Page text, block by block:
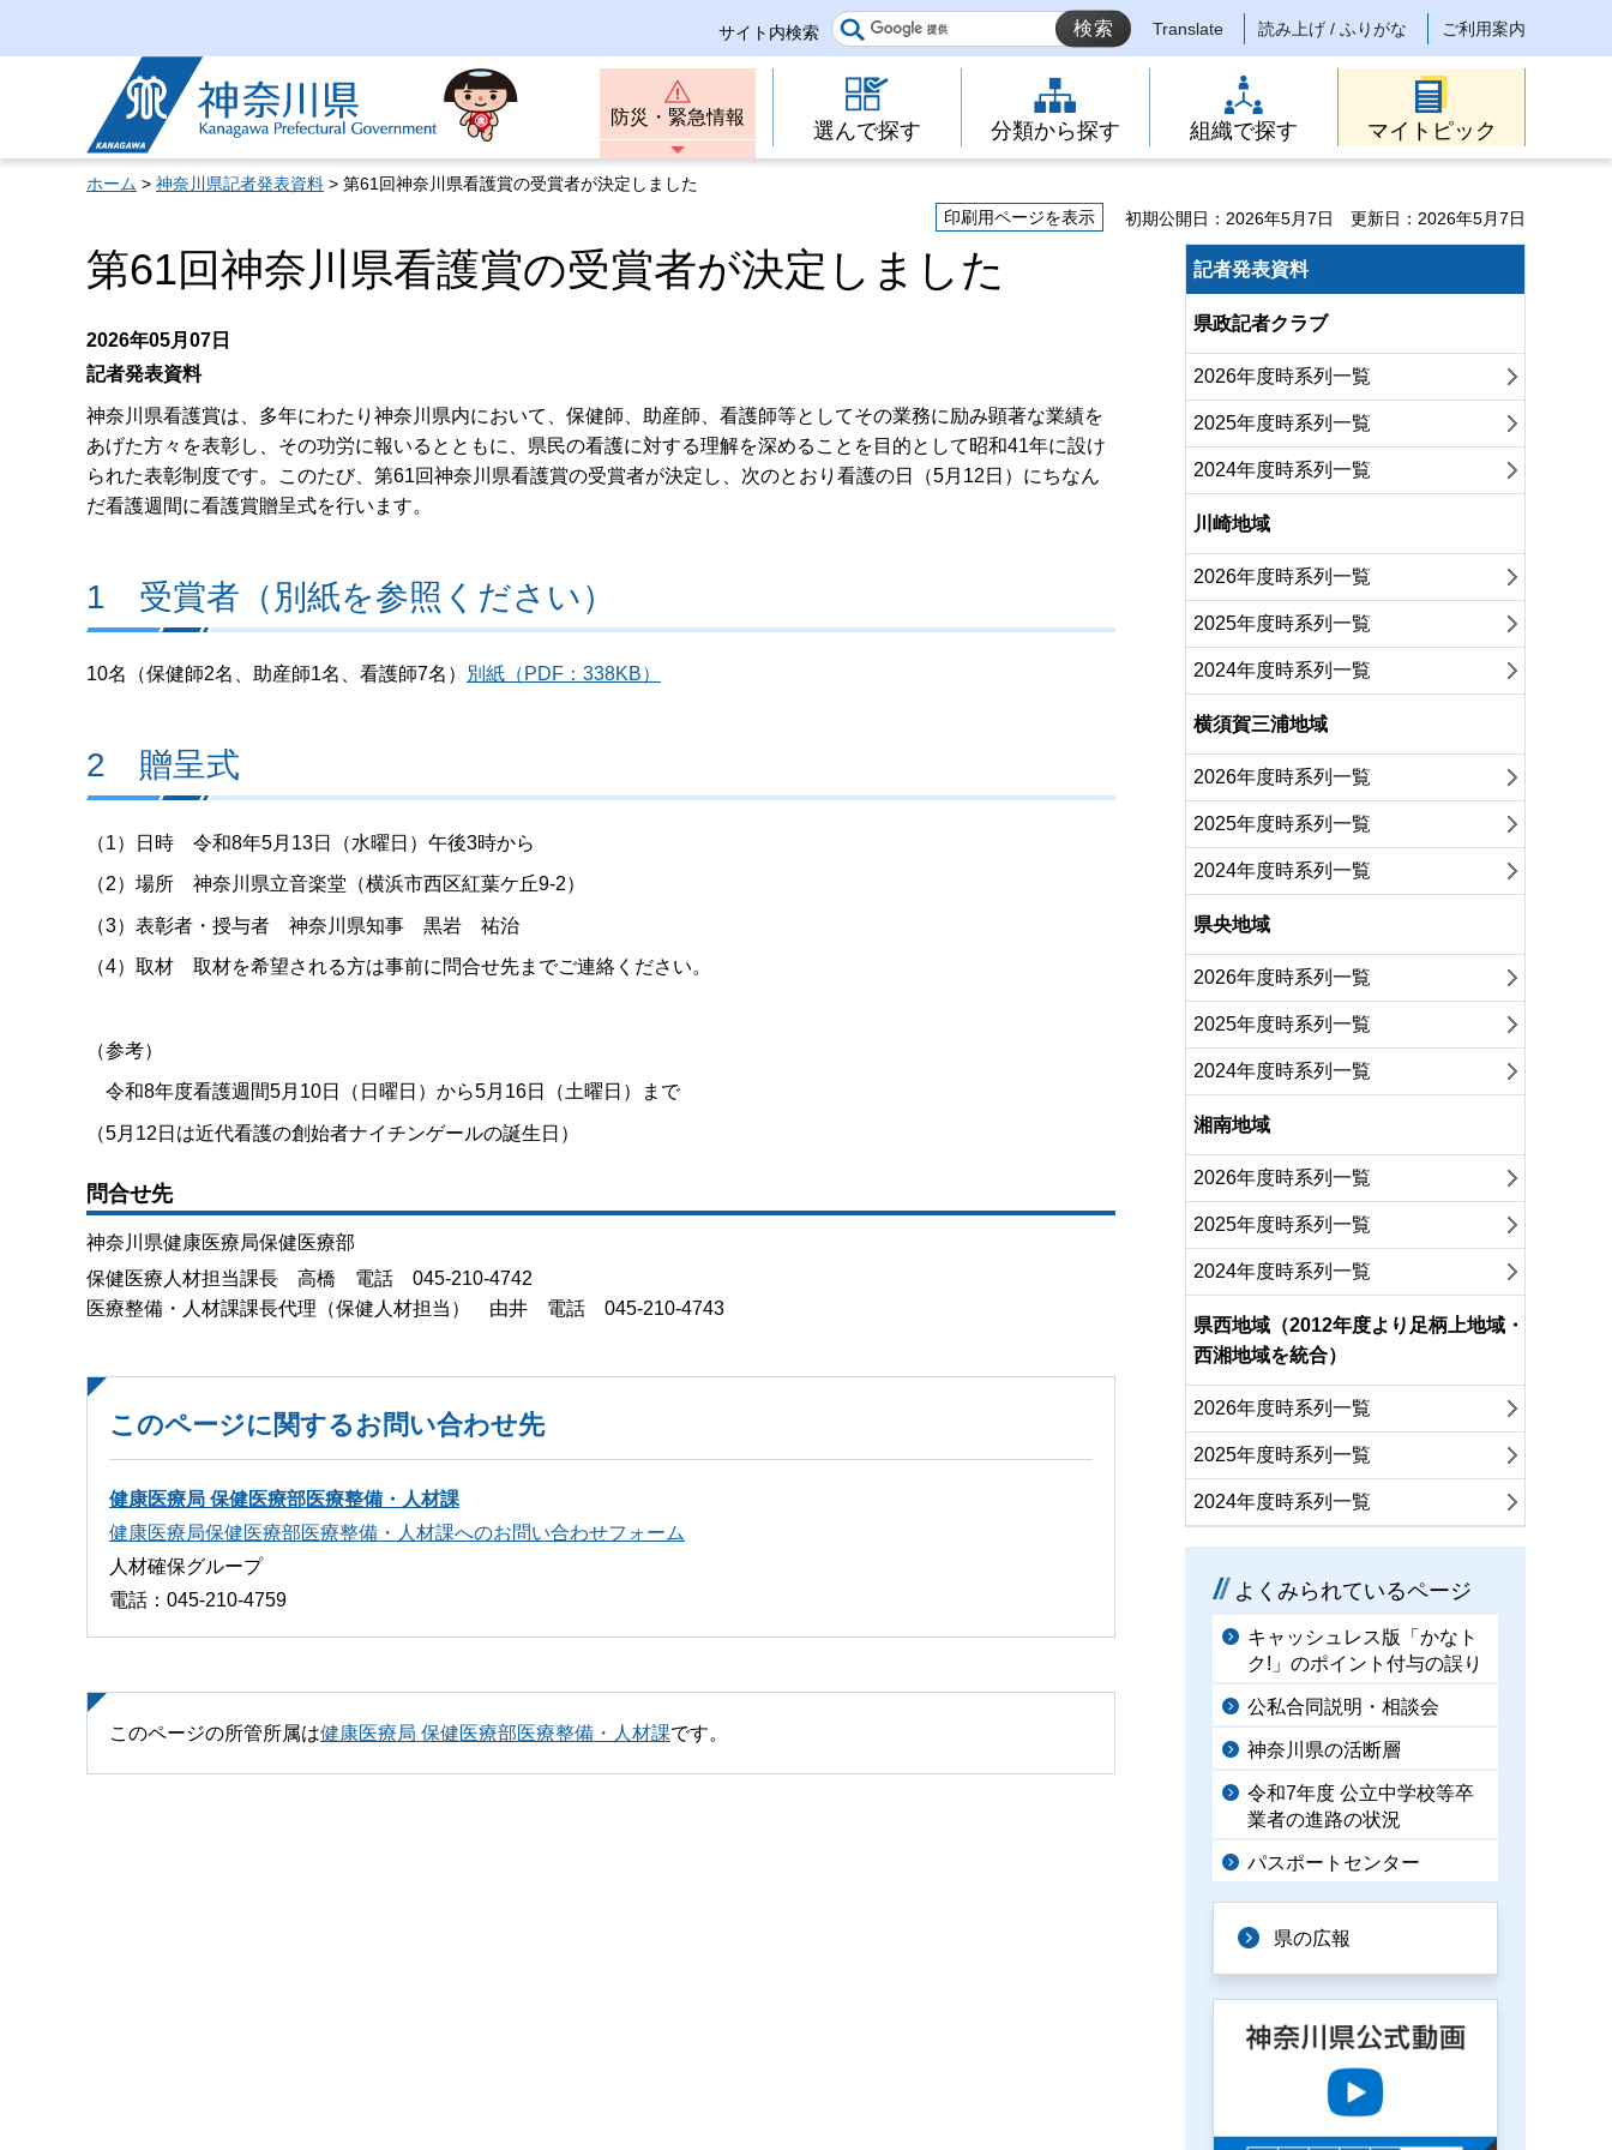
サイト内検索 Translate 読み上げ / ふりがな ご利用案内
神奈川県
防災・緊急情報
選んで探す 分類から探す 組織で探す マイトピック
ホーム > 神奈川県記者発表資料 > 第61回神奈川県看護賞の受賞者が決定しました
印刷用ページを表示
初期公開日：2026年5月7日 更新日：2026年5月7日
第61回神奈川県看護賞の受賞者が決定しました
2026年05月07日
記者発表資料
神奈川県看護賞は、多年にわたり神奈川県内において、保健師、助産師、看護師等としてその業務に励み顕著な業績を
あげた方々を表彰し、その功労に報いるとともに、県民の看護に対する理解を深めることを目的として昭和41年に設け
られた表彰制度です。このたび、第61回神奈川県看護賞の受賞者が決定し、次のとおり看護の日（5月12日）にちなん
だ看護週間に看護賞贈呈式を行います。
1 受賞者（別紙を参照ください）
10名（保健師2名、助産師1名、看護師7名） 別紙（PDF：338KB）
2 贈呈式
（1）日時 令和8年5月13日（水曜日）午後3時から
（2）場所 神奈川県立音楽堂（横浜市西区紅葉ケ丘9-2）
（3）表彰者・授与者 神奈川県知事 黒岩 祐治
（4）取材 取材を希望される方は事前に問合せ先までご連絡ください。
（参考）
令和8年度看護週間5月10日（日曜日）から5月16日（土曜日）まで
（5月12日は近代看護の創始者ナイチンゲールの誕生日）
問合せ先
神奈川県健康医療局保健医療部
保健医療人材担当課長 高橋 電話 045-210-4742
医療整備・人材課課長代理（保健人材担当） 由井 電話 045-210-4743
このページに関するお問い合わせ先
健康医療局 保健医療部医療整備・人材課
健康医療局保健医療部医療整備・人材課へのお問い合わせフォーム
人材確保グループ
電話：045-210-4759
このページの所管所属は健康医療局 保健医療部医療整備・人材課です。
記者発表資料
県政記者クラブ
2026年度時系列一覧
2025年度時系列一覧
2024年度時系列一覧
川崎地域
2026年度時系列一覧
2025年度時系列一覧
2024年度時系列一覧
横須賀三浦地域
2026年度時系列一覧
2025年度時系列一覧
2024年度時系列一覧
県央地域
2026年度時系列一覧
2025年度時系列一覧
2024年度時系列一覧
湘南地域
2026年度時系列一覧
2025年度時系列一覧
2024年度時系列一覧
県西地域（2012年度より足柄上地域・
西湘地域を統合）
2026年度時系列一覧
2025年度時系列一覧
2024年度時系列一覧
よくみられているページ
キャッシュレス版「かなト
ク!」のポイント付与の誤り
公私合同説明・相談会
神奈川県の活断層
令和7年度 公立中学校等卒
業者の進路の状況
パスポートセンター
県の広報